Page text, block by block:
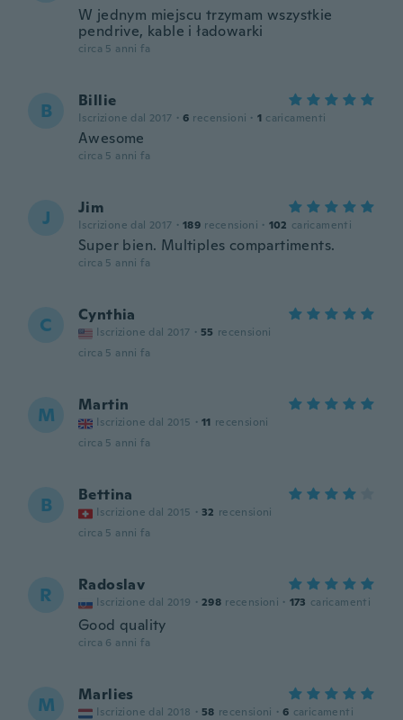
W jednym miejscu trzymam wszystkie
pendrive, kable i ładowarki
circa 5 anni fa
B Billie
Iscrizione dal 2017 · 6 recensioni · 1 caricamenti
Awesome
circa 5 anni fa
J Jim
Iscrizione dal 2017 · 189 recensioni · 102 caricamenti
Super bien. Multiples compartiments.
circa 5 anni fa
C Cynthia
Iscrizione dal 2017 · 55 recensioni
circa 5 anni fa
M Martin
Iscrizione dal 2015 · 11 recensioni
circa 5 anni fa
B Bettina
Iscrizione dal 2015 · 32 recensioni
circa 5 anni fa
R Radoslav
Iscrizione dal 2019 · 298 recensioni · 173 caricamenti
Good quality
circa 6 anni fa
M Marlies
Iscrizione dal 2018 · 58 recensioni · 6 caricamenti